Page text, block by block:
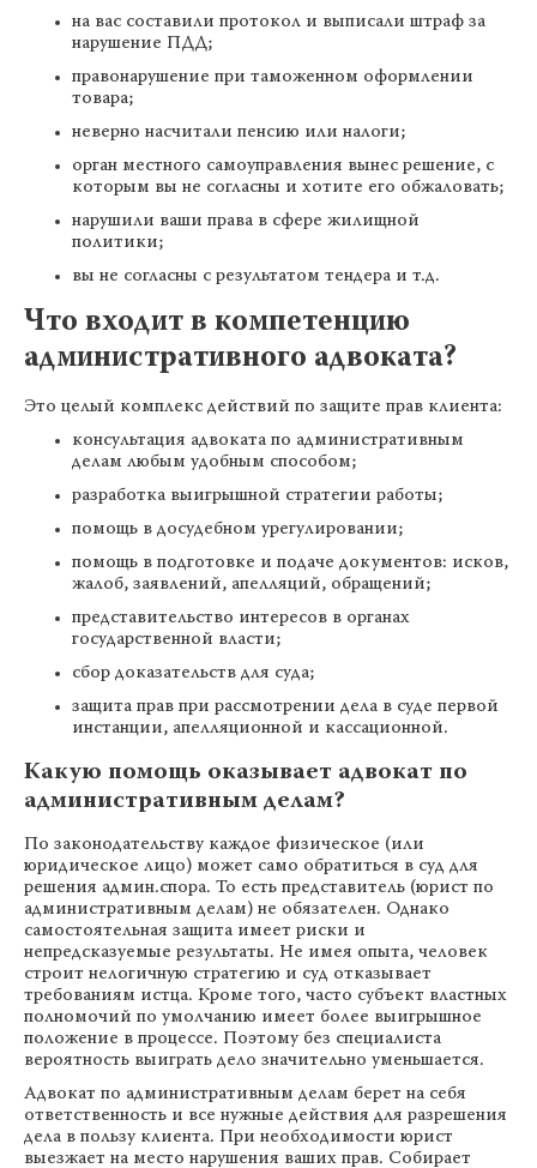
на вас составили протокол и выписали штраф за
нарушение ПДД;
правонарушение при таможенном оформлении
товара;
неверно насчитали пенсию или налоги;
орган местного самоуправления вынес решение, с
которым вы не согласны и хотите его обжаловать;
нарушили ваши права в сфере жилищной
политики;
вы не согласны с результатом тендера и т.д.
Что входит в компетенцию
административного адвоката?
Это целый комплекс действий по защите прав клиента:
консультация адвоката по административным
делам любым удобным способом;
разработка выигрышной стратегии работы;
помощь в досудебном урегулировании;
помощь в подготовке и подаче документов: исков,
жалоб, заявлений, апелляций, обращений;
представительство интересов в органах
государственной власти;
сбор доказательств для суда;
защита прав при рассмотрении дела в суде первой
инстанции, апелляционной и кассационной.
Какую помощь оказывает адвокат по
административным делам?
По законодательству каждое физическое (или
юридическое лицо) может само обратиться в суд для
решения админ.спора. То есть представитель (юрист по
административным делам) не обязателен. Однако
самостоятельная защита имеет риски и
непредсказуемые результаты. Не имея опыта, человек
строит нелогичную стратегию и суд отказывает
требованиям истца. Кроме того, часто субъект властных
полномочий по умолчанию имеет более выигрышное
положение в процессе. Поэтому без специалиста
вероятность выиграть дело значительно уменьшается.
Адвокат по административным делам берет на себя
ответственность и все нужные действия для разрешения
дела в пользу клиента. При необходимости юрист
выезжает на место нарушения ваших прав. Собирает